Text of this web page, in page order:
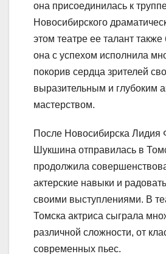
она присоединилась к
Новосибирского
этом театре ее талант
она с успехом исполнила
покорив сердца зрителей
выразительным и глубоким
мастерством.
После Новосибирска Лидия
Шукшина отправилась в
продолжила
актерские навыки и
своими выступлениями. В
Томска актриса сыграла
различной сложности, от
современных пьес.